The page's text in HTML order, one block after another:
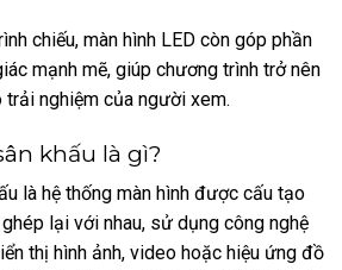
chiếu, màn hình LED còn góp phần
mạnh mẽ, giúp chương trình trở nên
trải nghiệm của người xem.
khấu là gì?
là hệ thống màn hình được cấu tạo
lại với nhau, sử dụng công nghệ
thị hình ảnh, video hoặc hiệu ứng đồ